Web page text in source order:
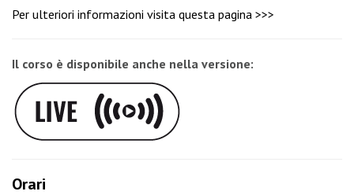
Per ulteriori informazioni visita questa pagina >>>
Il corso è disponibile anche nella versione:
Orari